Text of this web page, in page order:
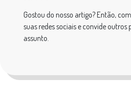
Gostou do nosso artigo? Então,
suas redes sociais e convide outros
assunto.